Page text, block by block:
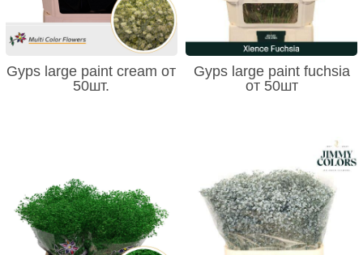
Gyps large paint cream от
50шт.
Gyps large paint fuchsia
от 50шт